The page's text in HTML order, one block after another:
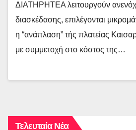
ΔΙΑΤΗΡΗΤΕΑ λειτουργούν
διασκέδασης, επιλέγονται
η “ανάπλαση” τής πλατείας
με συμμετοχή στο κόστος της…
Τελευταία Νέα